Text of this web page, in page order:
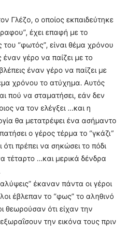
Γλέζο, ο οποίος εκπαιδεύτηκε
έχει επαφή με το
του “φωτός”, είναι θέμα χρόνου
γέρο να παίζει με το
έναν γέρο να παίζει με
χρόνου το ατύχημα. Αυτός
πού να σταματήσει, εάν δεν
να τον ελέγξει …και η
θα μετατρέψει ένα ασήμαντο
ο γέρος τέρμα το “γκάζι”
πρέπει να σηκώσει το πόδι
τέταρτο …και μερικά δένδρα
έκαναν πάντα οι γέροι
έβλεπαν το “φως” το αληθινό
θεωρούσαν ότι είχαν την
την εικόνα τους πριν